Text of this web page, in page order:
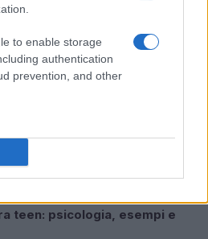
to enable storage
authentication
prevention, and other
teen: psicologia, esempi e